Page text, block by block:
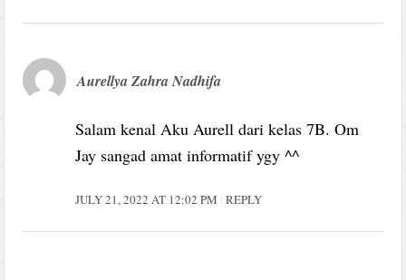
Aurellya Zahra Nadhifa
Salam kenal Aku Aurell dari kelas 7B. Om
Jay sangad amat informatif ygy ^^
JULY 21, 2022 AT 12:02 PM REPLY